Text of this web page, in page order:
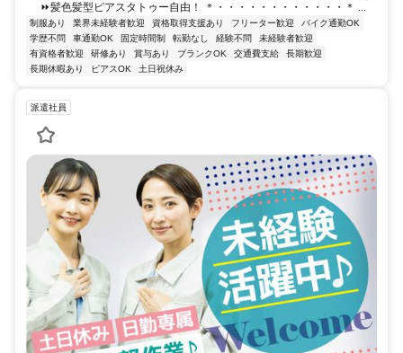
⏩髪色髪型ピアスタトゥー自由！ ＊・・・・・・・・・・・・＊ ...
制服あり 業界未経験者歓迎 資格取得支援あり フリーター歓迎
バイク通勤OK
学歴不問
車通勤OK 固定時間制 転勤なし 経験不問
未経験者歓迎
有資格者歓迎
研修あり 賞与あり ブランクOK 交通費支給
長期歓迎
長期休暇あり
ピアスOK 土日祝休み
派遣社員